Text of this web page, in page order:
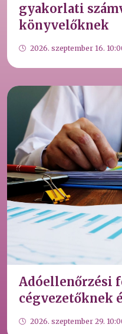
gyakorlati
könyvelőknek
2026. szeptember 16.
Adóellenőrzési
cégvezetőknek
2026. szeptember 29.